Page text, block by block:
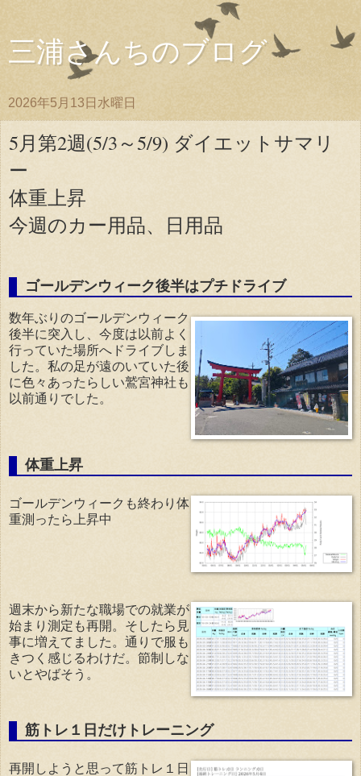
三浦さんちのブログ
2026年5月13日水曜日
5月第2週(5/3～5/9) ダイエットサマリ
ー
体重上昇
今週のカー用品、日用品
ゴールデンウィーク後半はプチドライブ
数年ぶりのゴールデンウィーク
後半に突入し、今度は以前よく
行っていた場所へドライブしま
した。私の足が遠のいていた後
に色々あったらしい鷲宮神社も
以前通りでした。
体重上昇
ゴールデンウィークも終わり体
重測ったら上昇中
週末から新たな職場での就業が
始まり測定も再開。そしたら見
事に増えてました。通りで服も
きつく感じるわけだ。節制しな
いとやばそう。
筋トレ１日だけトレーニング
再開しようと思って筋トレ１日